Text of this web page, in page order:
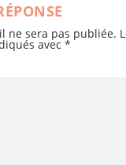
ne sera pas publiée.
avec*